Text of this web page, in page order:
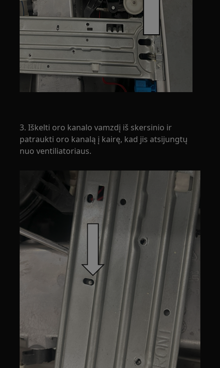
3. Iškelti oro kanalo vamzdį iš skersinio ir
patraukti oro kanalą į kairę, kad jis atsijungtų
nuo ventiliatoriaus.